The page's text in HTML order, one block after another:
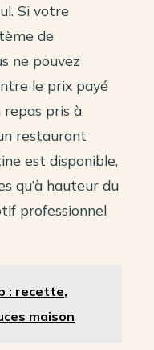
Si votre
de
ne pouvez
le prix payé
repas pris à
restaurant
est disponible,
qu’à hauteur du
professionnel
: recette,
maison